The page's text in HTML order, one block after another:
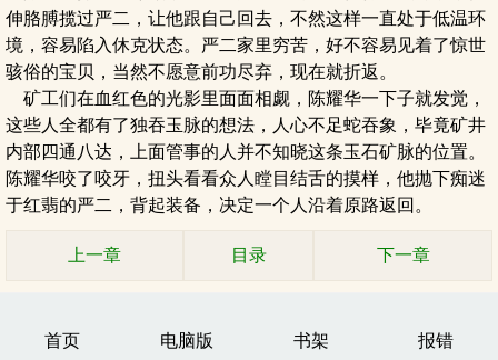
伸胳膊揽过严二，让他跟自己回去，不然这样一直处于低温环
境，容易陷入休克状态。严二家里穷苦，好不容易见着了惊世
骇俗的宝贝，当然不愿意前功尽弃，现在就折返。
矿工们在血红色的光影里面面相觑，陈耀华一下子就发觉，
这些人全都有了独吞玉脉的想法，人心不足蛇吞象，毕竟矿井
内部四通八达，上面管事的人并不知晓这条玉石矿脉的位置。
陈耀华咬了咬牙，扭头看看众人瞠目结舌的摸样，他抛下痴迷
于红翡的严二，背起装备，决定一个人沿着原路返回。
上一章 目录 下一章
首页 电脑版 书架 报错